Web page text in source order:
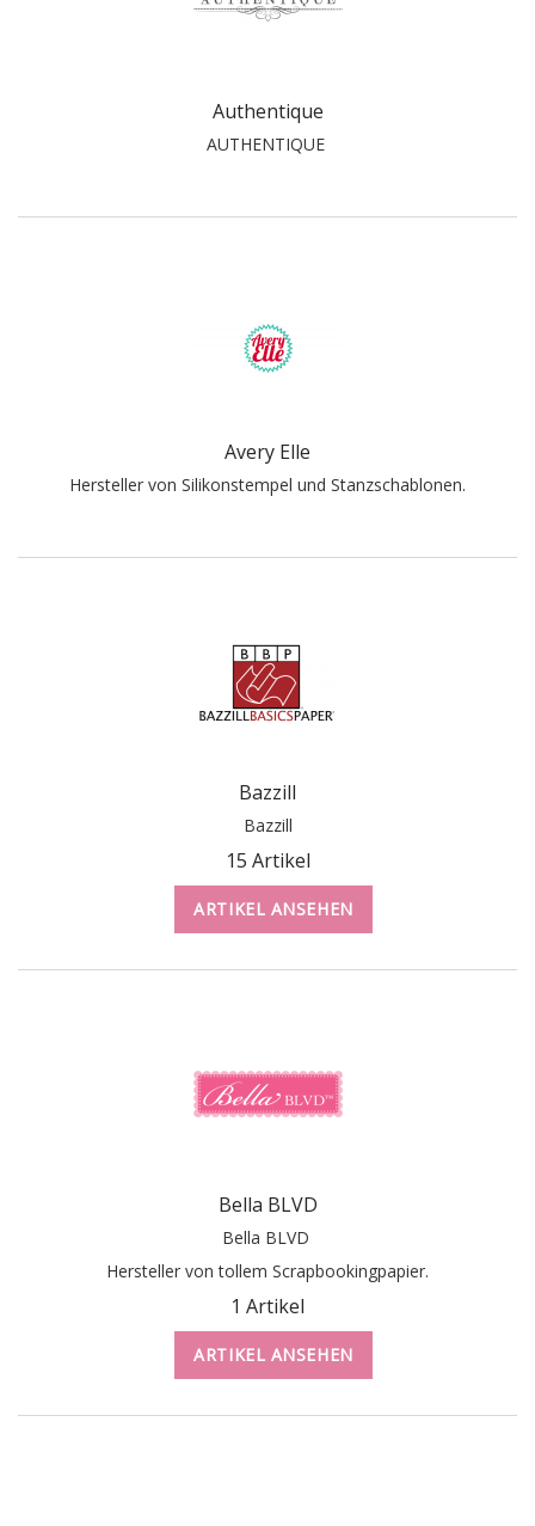
Authentique
AUTHENTIQUE
Avery Elle
Hersteller von Silikonstempel und Stanzschablonen.
Bazzill
Bazzill
15 Artikel
ARTIKEL ANSEHEN
Bella BLVD
Bella BLVD
Hersteller von tollem Scrapbookingpapier.
1 Artikel
ARTIKEL ANSEHEN